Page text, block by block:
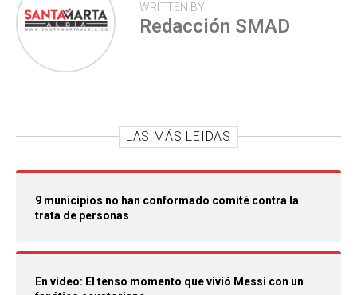
WRITTEN BY
Redacción SMAD
LAS MÁS LEIDAS
9 municipios no han conformado comité contra la
trata de personas
En video: El tenso momento que vivió Messi con un